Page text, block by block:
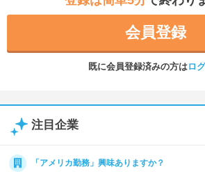
会員登録
既に会員登録済みの方はロ
注目企業
「アメリカ勤務」興味ありますか？